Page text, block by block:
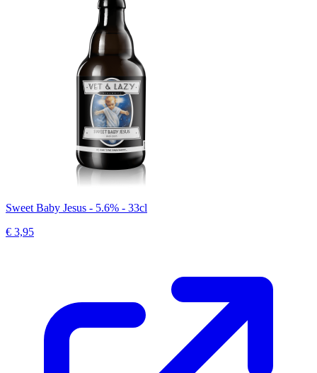
Sweet Baby Jesus - 5.6% - 33cl
€ 3,95